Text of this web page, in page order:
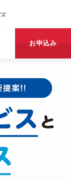
お申込み